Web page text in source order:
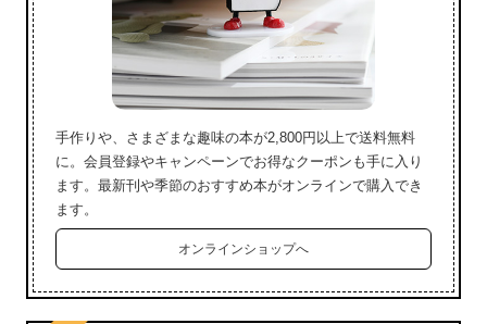
手作りや、さまざまな趣味の本が2,800円以上で送料無料
に。会員登録やキャンペーンでお得なクーポンも手に入り
ます。最新刊や季節のおすすめ本がオンラインで購入でき
ます。
オンラインショップへ